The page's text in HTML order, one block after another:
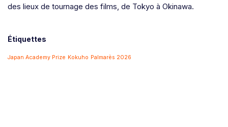
des lieux de tournage des films, de Tokyo à Okinawa.
Étiquettes
Japan Academy Prize Kokuho Palmarès 2026